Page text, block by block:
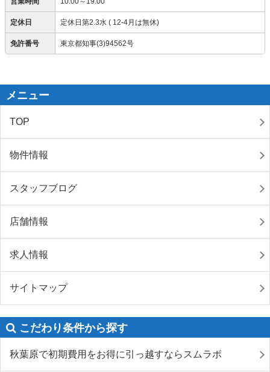
定休日 定休日第2.3水 ( 12-4月は無休)
免許番号 東京都知事(3)94562号
メニュー
TOP
物件情報
スタッフブログ
店舗情報
求人情報
サイトマップ
こだわり条件から探す
秋葉原で初期費用をお得に引っ越すならスムラボ